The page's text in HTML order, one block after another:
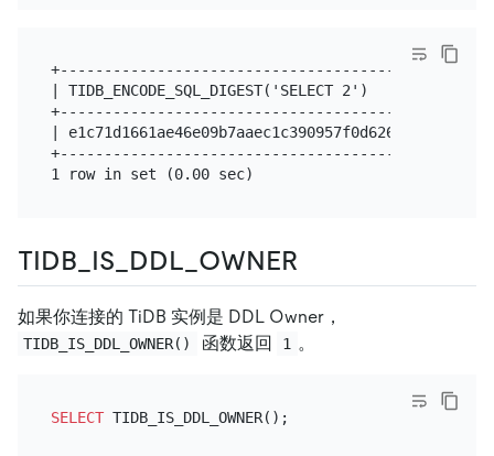
| TIDB_ENCODE_SQL_DIGEST('SELECT 2')
|
TIDB_IS_DDL_OWNER
如果你连接的 TiDB 实例是 DDL Owner，
TIDB_IS_DDL_OWNER() 函数返回 1 。
SELECT